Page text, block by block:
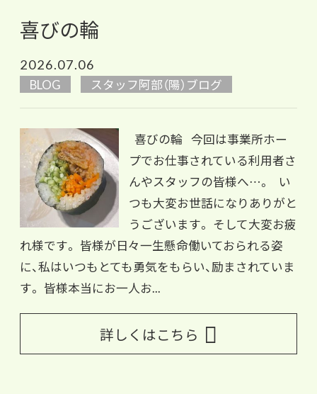
喜びの輪
2026.07.06
BLOG スタッフ阿部（陽）ブログ
喜びの輪 今回は事業所ホー
プでお仕事されている利用者さ
んやスタッフの皆様へ…。 い
つも大変お世話になりありがと
うございます。 そして大変お疲
れ様です。 皆様が日々一生懸命働いておられる姿
に、私はいつもとても勇気をもらい、励まされていま
す。 皆様本当にお一人お...
詳しくはこちら